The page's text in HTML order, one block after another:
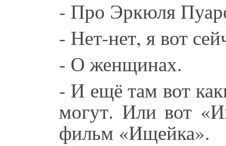
- Про Эркюля
- Нет-нет, я вот
- О женщинах.
- И ещё там вот
могут. Или вот
фильм «Ищейка».